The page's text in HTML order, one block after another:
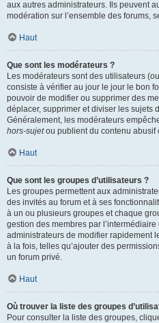
aux autres administrateurs. Ils peuvent
modération sur l’ensemble des forums,
Haut
Que sont les modérateurs ?
Les modérateurs sont des utilisateurs
consiste à vérifier au jour le jour le bon
pouvoir de modifier ou supprimer des
déplacer, supprimer et diviser les sujets
Généralement, les modérateurs
hors-sujetou publient du contenu abusif
Haut
Que sont les groupes d’utilisateurs ?
Les groupes permettent aux
des invités au forum et à ses
à un ou plusieurs groupes et chaque
gestion des membres par
administrateurs de modifier rapidement
à la fois, telles qu’ajouter des
un forum privé.
Haut
Où trouver la liste des groupes
Pour consulter la liste des groupes,